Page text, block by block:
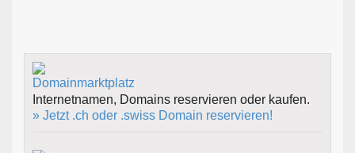
Internetnamen, Domains reservieren oder kaufen.
» Jetzt .ch oder .swiss Domain reservieren!